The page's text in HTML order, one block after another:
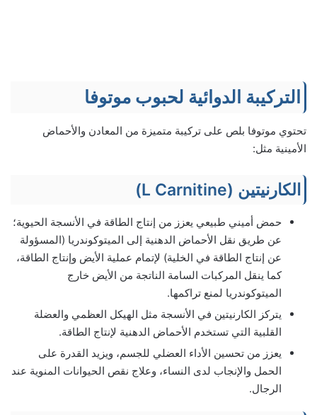
التركيبة الدوائية لحبوب موتوفا
تحتوي موتوفا بلص على تركيبة متميزة من المعادن والأحماض
الأمينية مثل:
الكارنيتين (L Carnitine)
حمض أميني طبيعي يعزز من إنتاج الطاقة في الأنسجة الحيوية؛
عن طريق نقل الأحماض الدهنية إلى الميتوكوندريا (المسؤولة
عن إنتاج الطاقة في الخلية) لإتمام عملية الأيض وإنتاج الطاقة،
كما ينقل المركبات السامة الناتجة من الأيض خارج
الميتوكوندريا لمنع تراكمها.
يتركز الكارنيتين في الأنسجة مثل الهيكل العظمي والعضلة
القلبية التي تستخدم الأحماض الدهنية لإنتاج الطاقة.
يعزز من تحسين الأداء العضلي للجسم، ويزيد القدرة على
الحمل والإنجاب لدى النساء، وعلاج نقص الحيوانات المنوية عند
الرجال.